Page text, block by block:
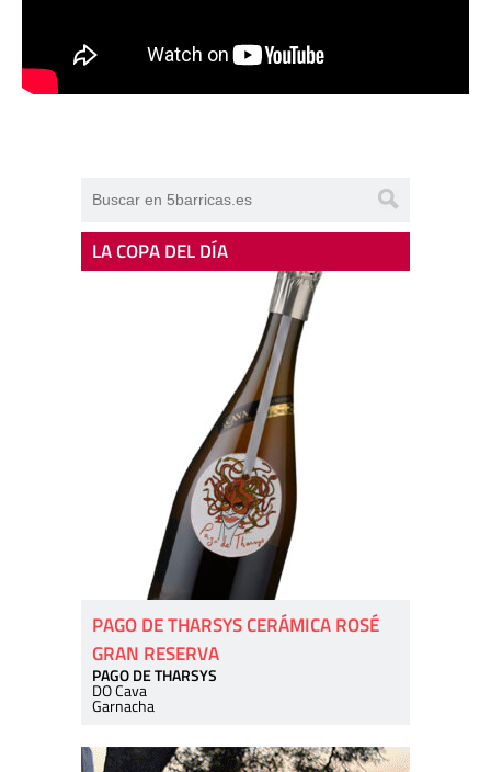
LA COPA DEL DÍA
PAGO DE THARSYS CERÁMICA ROSÉ
GRAN RESERVA
PAGO DE THARSYS
DO Cava
Garnacha